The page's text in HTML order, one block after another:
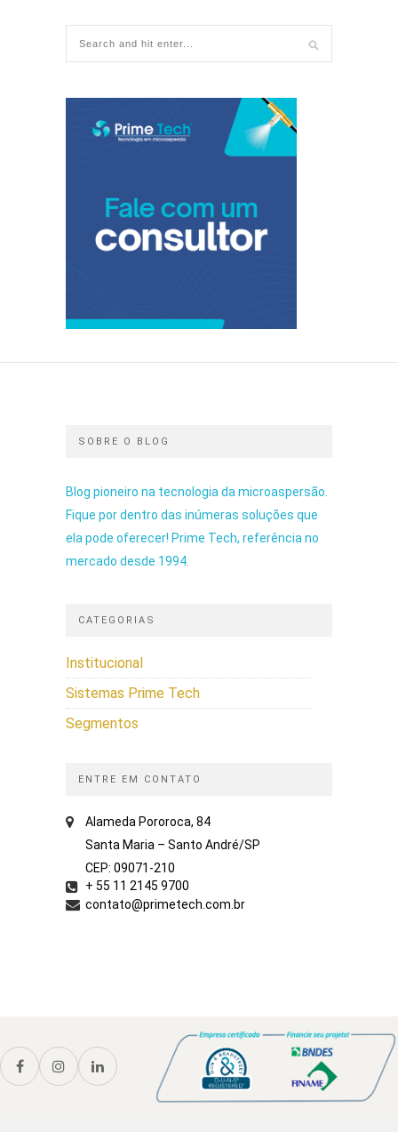
SOBRE O BLOG
Blog pioneiro na tecnologia da microaspersão.
Fique por dentro das inúmeras soluções que
ela pode oferecer! Prime Tech, referência no
mercado desde 1994.
CATEGORIAS
Institucional
Sistemas Prime Tech
Segmentos
ENTRE EM CONTATO
Alameda Pororoca, 84
Santa Maria – Santo André/SP
CEP: 09071-210
+ 55 11 2145 9700
contato@primetech.com.br